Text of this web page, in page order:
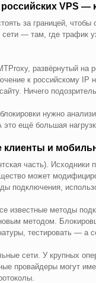
VPS
за границей,
сети — там, где трафик
развёрнутый на
к российскому IP
Ничего
нужно
это ещё большая
клиенты и
часть). Исходники
может
подключения,
известные методы
методом.
тестировать — а
сети. У крупных
провайдеры могут